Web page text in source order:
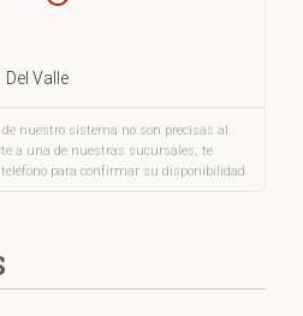
Del Valle
nuestro sistema no son precisas al
a una de nuestras sucursales, te
para confirmar su disponibilidad.